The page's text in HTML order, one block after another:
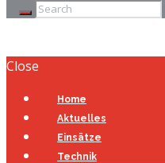
Close
Home
Aktuelles
Einsätze
Technik